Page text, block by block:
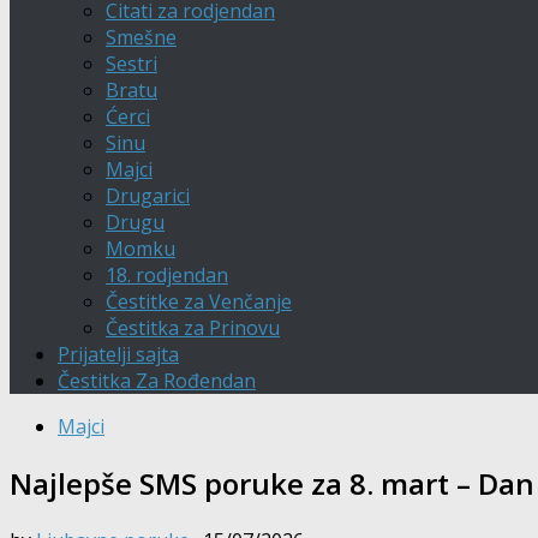
Citati za rodjendan
Smešne
Sestri
Bratu
Ćerci
Sinu
Majci
Drugarici
Drugu
Momku
18. rodjendan
Čestitke za Venčanje
Čestitka za Prinovu
Prijatelji sajta
Čestitka Za Rođendan
Majci
Najlepše SMS poruke za 8. mart –